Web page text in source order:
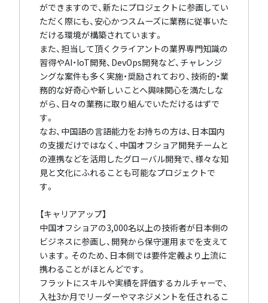
ができますので、新たにプロジェクトに参画してい
ただく際にも、安心かつスムーズに業務に従事いた
だける環境が構築されています。
また、担当して頂くクライアントの業界専門知識の
習得やAI・IoT開発、DevOps開発など、チャレンジ
ングな案件も多く実施・奨励されており、技術的・業
務的な好奇心や新しいことへ興味関心を満たしな
がら、日々の業務に取り組んでいただけるはずで
す。
なお、中国語の言語能力をお持ちの方は、日本国内
の支援だけではなく、中国オフショア開発チームと
の連携などを活用したグローバル開発で、様々な知
見と文化にふれることも可能なプロジェクトで
す。
【キャリアアップ】
中国オフショアの3,000名以上の技術者が日本側の
ビジネスに参画し、開発から保守運用までを支えて
います。そのため、日本側では要件定義より上流に
携わることがほとんどです。
フラットにスキルや実績を評価するカルチャーで、
入社3か月でリーダーやマネジメントを任されるこ